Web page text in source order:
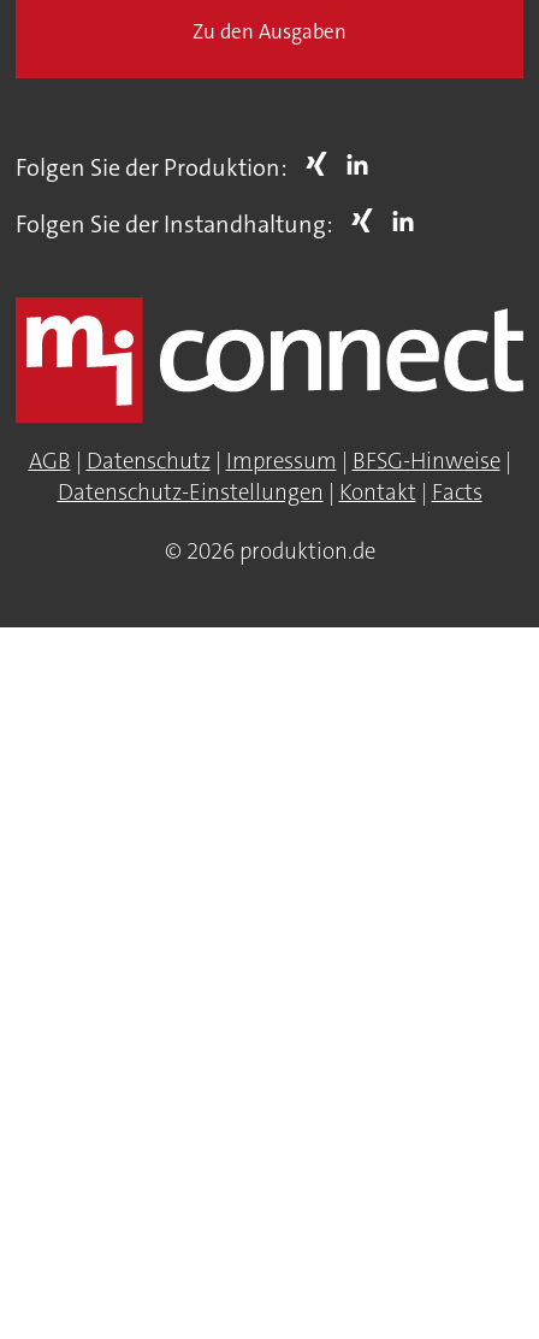
Zu den Ausgaben
Folgen Sie der Produktion:
Folgen Sie der Instandhaltung:
AGB | Datenschutz| Impressum | BFSG-Hinweise|
Datenschutz-Einstellungen | Kontakt| Facts
© 2026 produktion.de